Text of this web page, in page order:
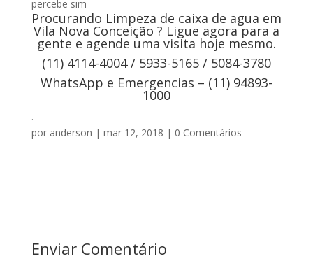
percebe sim
Procurando Limpeza de caixa de agua em
Vila Nova Conceição ? Ligue agora para a
gente e agende uma visita hoje mesmo.
(11) 4114-4004 / 5933-5165 / 5084-3780
WhatsApp e Emergencias – (11) 94893-
1000
.
por anderson | mar 12, 2018 | 0 Comentários
Enviar Comentário